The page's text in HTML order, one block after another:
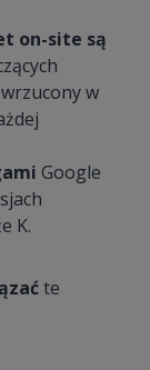
on-site są
w
Google
K.
te